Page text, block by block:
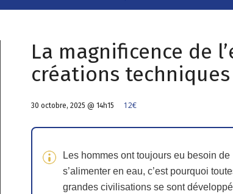
La magnificence de
créations
30 octobre, 2025 @ 14h15 12€
Les hommes ont toujours eu besoin de
s’alimenter en eau, c’est pourquoi
grandes civilisations se sont